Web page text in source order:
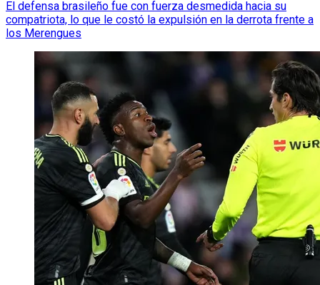
El defensa brasileño fue con fuerza desmedida hacia su
compatriota, lo que le costó la expulsión en la derrota frente a
los Merengues